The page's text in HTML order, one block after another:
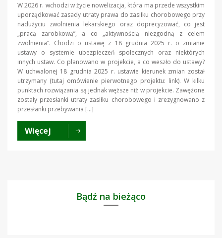
W 2026 r. wchodzi w życie nowelizacja, która ma przede wszystkim
uporządkować zasady utraty prawa do zasiłku chorobowego przy
nadużyciu zwolnienia lekarskiego oraz doprecyzować, co jest
„pracą zarobkową”, a co „aktywnością niezgodną z celem
zwolnienia”. Chodzi o ustawę z 18 grudnia 2025 r. o zmianie
ustawy o systemie ubezpieczeń społecznych oraz niektórych
innych ustaw. Co planowano w projekcie, a co weszło do ustawy?
W uchwalonej 18 grudnia 2025 r. ustawie kierunek zmian został
utrzymany (tutaj omówienie pierwotnego projektu: link). W kilku
punktach rozwiązania są jednak węższe niż w projekcie. Zawężone
zostały przesłanki utraty zasiłku chorobowego i zrezygnowano z
przesłanki przebywania […]
Więcej
Bądź na bieżąco